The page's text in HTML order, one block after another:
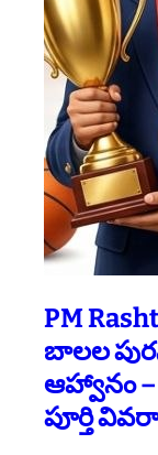
PM
బాలల
ఆహ్వానం –
పూర్తి